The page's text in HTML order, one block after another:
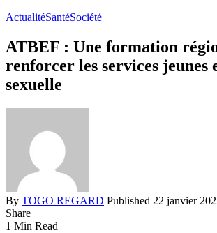
ActualitéSantéSociété
ATBEF : Une formation
renforcer les services jeunes
sexuelle
By TOGO REGARD Published 22 janvier
Share
1 Min Read